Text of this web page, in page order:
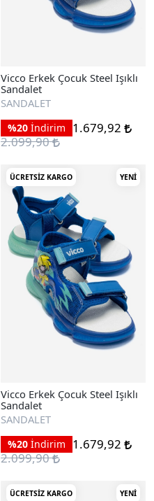
Vicco Erkek Çocuk Steel Işıklı
Sandalet
SANDALET
%20 İndirim
1.679,92
2.099,90
ÜCRETSIZ KARGO YENI
Vicco Erkek Çocuk Steel Işıklı
Sandalet
SANDALET
%20 İndirim
1.679,92
2.099,90
ÜCRETSIZ KARGO YENI